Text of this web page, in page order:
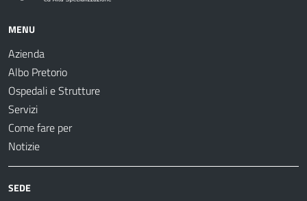
MENU
Azienda
Albo Pretorio
Ospedali e Strutture
Servizi
Come fare per
Notizie
SEDE